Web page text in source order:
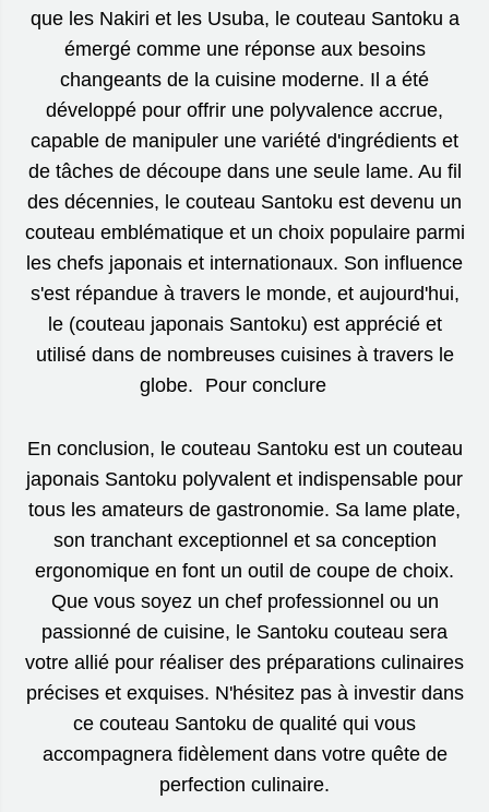
que les Nakiri et les Usuba, le couteau Santoku a
émergé comme une réponse aux besoins
changeants de la cuisine moderne. Il a été
développé pour offrir une polyvalence accrue,
capable de manipuler une variété d'ingrédients et
de tâches de découpe dans une seule lame. Au fil
des décennies, le couteau Santoku est devenu un
couteau emblématique et un choix populaire parmi
les chefs japonais et internationaux. Son influence
s'est répandue à travers le monde, et aujourd'hui,
le (couteau japonais Santoku) est apprécié et
utilisé dans de nombreuses cuisines à travers le
globe. Pour conclure
En conclusion, le couteau Santoku est un couteau
japonais Santoku polyvalent et indispensable pour
tous les amateurs de gastronomie. Sa lame plate,
son tranchant exceptionnel et sa conception
ergonomique en font un outil de coupe de choix.
Que vous soyez un chef professionnel ou un
passionné de cuisine, le Santoku couteau sera
votre allié pour réaliser des préparations culinaires
précises et exquises. N'hésitez pas à investir dans
ce couteau Santoku de qualité qui vous
accompagnera fidèlement dans votre quête de
perfection culinaire.